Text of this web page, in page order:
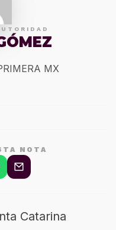
MX
NOTA
Catarina